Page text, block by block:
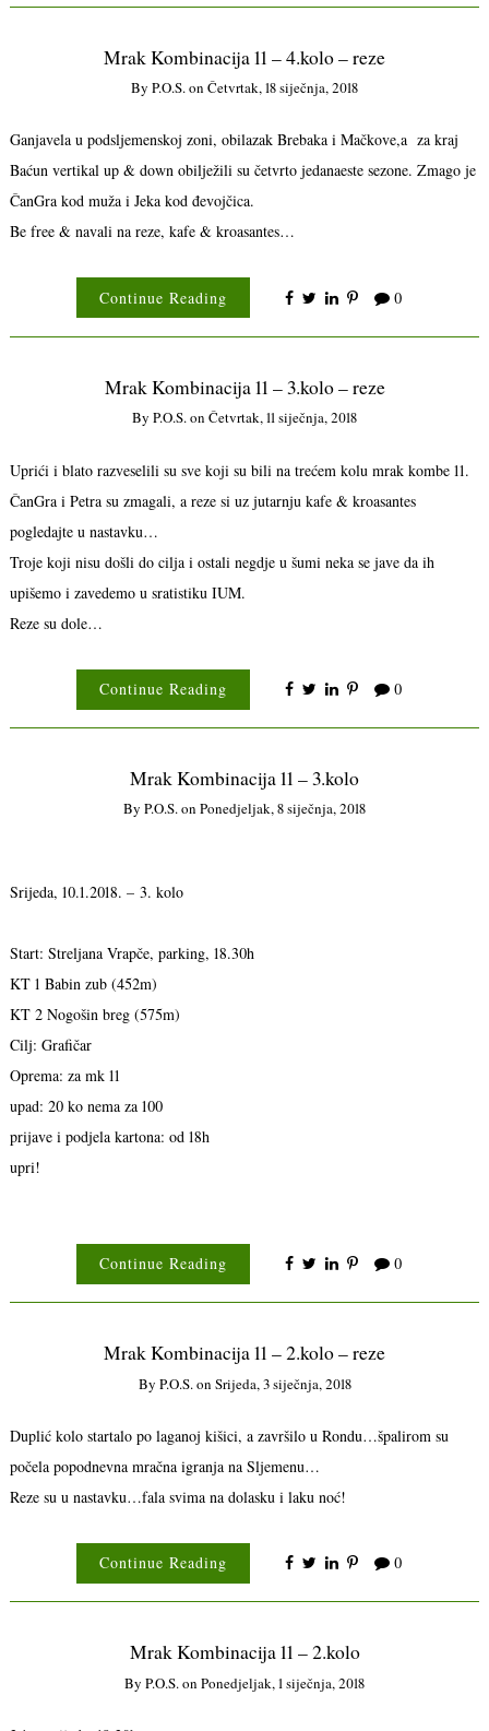
Mrak Kombinacija 11 – 4.kolo – reze
By P.o.s.on Četvrtak, 18 siječnja, 2018
Ganjavela u podsljemenskoj zoni, obilazak Brebaka i Mačkove,a za kraj
Baćun vertikal up & down obilježili su četvrto jedanaeste sezone. Zmago je
ČanGra kod muža i Jeka kod đevojčica.
Be free & navali na reze, kafe & kroasantes…
Continue Reading 0
Mrak Kombinacija 11 – 3.kolo – reze
By P.o.s.on Četvrtak, 11 siječnja, 2018
Uprići i blato razveselili su sve koji su bili na trećem kolu mrak kombe 11.
ČanGra i Petra su zmagali, a reze si uz jutarnju kafe & kroasantes
pogledajte u nastavku…
Troje koji nisu došli do cilja i ostali negdje u šumi neka se jave da ih
upišemo i zavedemo u sratistiku IUM.
Reze su dole…
Continue Reading 0
Mrak Kombinacija 11 – 3.kolo
By P.o.s.on Ponedjeljak, 8 siječnja, 2018
Srijeda, 10.1.2018. – 3. kolo
Start: Streljana Vrapče, parking, 18.30h
KT 1 Babin zub (452m)
KT 2 Nogošin breg (575m)
Cilj: Grafičar
Oprema: za mk 11
upad: 20 ko nema za 100
prijave i podjela kartona: od 18h
upri!
Continue Reading 0
Mrak Kombinacija 11 – 2.kolo – reze
By P.o.s. on Srijeda, 3 siječnja, 2018
Duplić kolo startalo po laganoj kišici, a završilo u Rondu…špalirom su
počela popodnevna mračna igranja na Sljemenu…
Reze su u nastavku…fala svima na dolasku i laku noć!
Continue Reading 0
Mrak Kombinacija 11 – 2.kolo
By P.o.s.on Ponedjeljak, 1 siječnja, 2018